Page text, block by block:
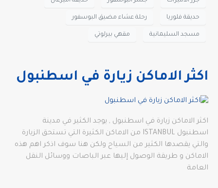
حديقة فلوريا رحلة عشاء مضيق البوسفور
مسجد السليمانية مقهي بيرلوتي
اكثر الاماكن زيارة في اسطنبول
اكثر الاماكن زيارة في اسطنبول , يوجد الكثير في مدينة
اسطنبول ISTANBUL من الاماكن الكثيرة التي تستحق الزيارة
والتي يقصدها الكثير من السياح ولكن هنا سوف اذكر اهم هذه
الاماكن و طريقة الوصول إليها عبر الباصات ووسائل النقل
العامة